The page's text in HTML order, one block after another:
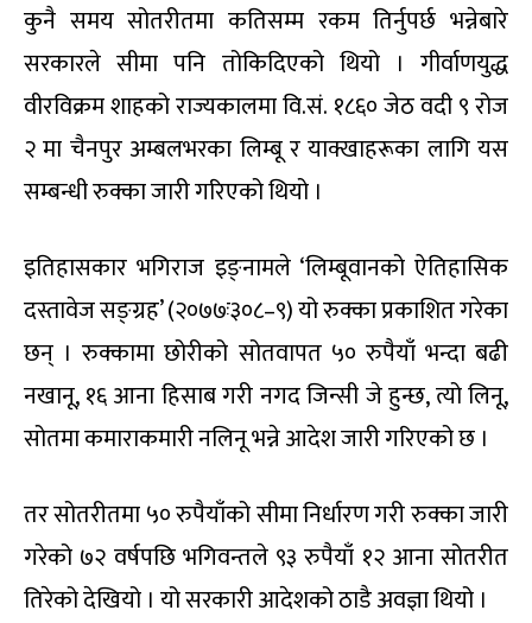
कुनै समय सोतरीतमा कतिसम्म रकम तिर्नुपर्छ भन्नेबारे
सरकारले सीमा पनि तोकिदिएको थियो । गीर्वाणयुद्ध
वीरविक्रम शाहको राज्यकालमा वि.सं. १८६० जेठ वदी ९ रोज
२ मा चैनपुर अम्बलभरका लिम्बू र याक्खाहरूका लागि यस
सम्बन्धी रुक्का जारी गरिएको थियो ।
इतिहासकार भगिराज इङ्नामले ‘लिम्बूवानको ऐतिहासिक
दस्तावेज सङ्ग्रह’ (२०७७ः३०८–९) यो रुक्का प्रकाशित गरेका
छन् । रुक्कामा छोरीको सोतवापत ५० रुपैयाँ भन्दा बढी
नखानू, १६ आना हिसाब गरी नगद जिन्सी जे हुन्छ, त्यो लिनू,
सोतमा कमाराकमारी नलिनू भन्ने आदेश जारी गरिएको छ ।
तर सोतरीतमा ५० रुपैयाँको सीमा निर्धारण गरी रुक्का जारी
गरेको ७२ वर्षपछि भगिवन्तले ९३ रुपैयाँ १२ आना सोतरीत
तिरेको देखियो । यो सरकारी आदेशको ठाडै अवज्ञा थियो ।